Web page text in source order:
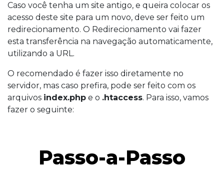
Caso você tenha um site antigo, e queira colocar os
acesso deste site para um novo, deve ser feito um
redirecionamento. O Redirecionamento vai fazer
esta transferência na navegação automaticamente,
utilizando a URL.
O recomendado é fazer isso diretamente no
servidor, mas caso prefira, pode ser feito com os
arquivos index.php e o .htaccess. Para isso, vamos
fazer o seguinte:
Passo-a-Passo